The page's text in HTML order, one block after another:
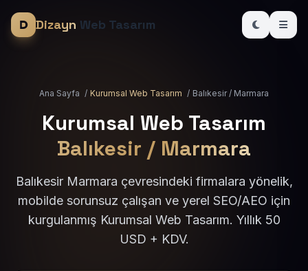
Dizayn Web Tasarım
Ana Sayfa / Kurumsal Web Tasarım / Balıkesir / Marmara
Kurumsal Web Tasarım
Balıkesir / Marmara
Balıkesir Marmara çevresindeki firmalara yönelik,
mobilde sorunsuz çalışan ve yerel SEO/AEO için
kurgulanmış Kurumsal Web Tasarım. Yıllık 50
USD + KDV.